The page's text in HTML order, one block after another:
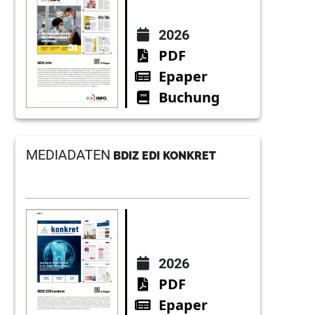
2026
PDF
Epaper
Buchung
MEDIADATEN BDIZ EDI KONKRET
2026
PDF
Epaper